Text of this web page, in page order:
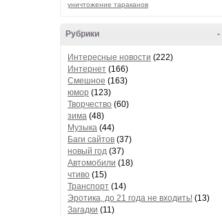
уничтожение тараканов
-
Рубрики
Интересные новости (222)
Интернет (166)
Смешное (163)
юмор (123)
Творчество (60)
зима (48)
Музыка (44)
Баги сайтов (37)
новый год (37)
Автомобили (18)
чтиво (15)
Транспорт (14)
Эротика, до 21 года не входить! (13)
Загадки (11)